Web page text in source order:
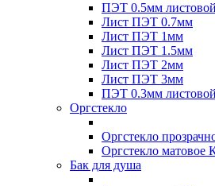
ПЭТ 0.5мм листовой
Лист ПЭТ 0.7мм
Лист ПЭТ 1мм
Лист ПЭТ 1.5мм
Лист ПЭТ 2мм
Лист ПЭТ 3мм
ПЭТ 0.3мм листовой
Оргстекло
Оргстекло
Оргстекло матовое
Бак для душа